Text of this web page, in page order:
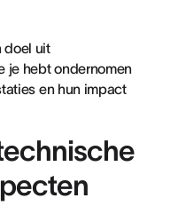
doel uit
je hebt ondernomen
en hun impact